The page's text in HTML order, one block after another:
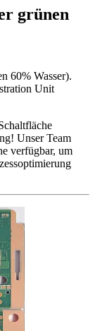
grünen
60% Wasser).
Unit
Unser Team
verfügbar, um